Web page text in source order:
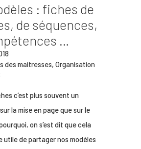
: fiches de
de séquences,
…
des maitresses, Organisation
c’est plus souvent un
la mise en page que sur le
on s’est dit que cela
utile de partager nos modèles